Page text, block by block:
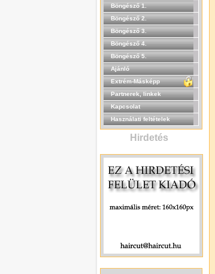
Böngésző 1.
Böngésző 2.
Böngésző 3.
Böngésző 4.
Böngésző 5.
Ajánló
Extrém-Másképp
Partnerek, linkek
Kapcsolat
Használati feltételek
Hirdetés